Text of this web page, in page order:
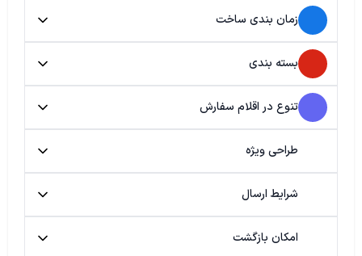
زمان بندی ساخت
بسته بندی
تنوع در اقلام سفارش
طراحی ویژه
شرایط ارسال
امکان بازگشت